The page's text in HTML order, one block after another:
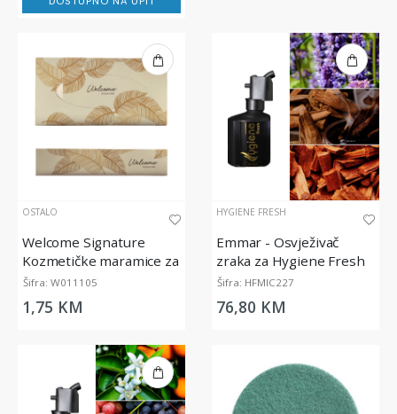
OSTALO
Welcome Signature
Kozmetičke maramice za
lice (100/1)
Šifra: W011105
1,75 KM
HYGIENE FRESH
Emmar - Osvježivač
zraka za Hygiene Fresh
Micro Diffuser, 200 ml
Šifra: HFMIC227
76,80 KM